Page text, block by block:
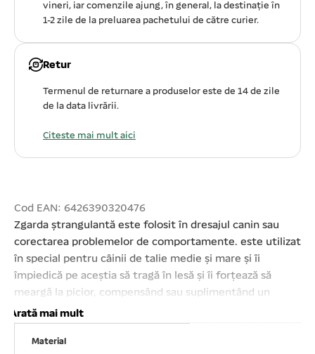
vineri, iar comenzile ajung, în general, la destinație în
1-2 zile de la preluarea pachetului de către curier.
Retur
Termenul de returnare a produselor este de 14 de zile
de la data livrării.
Citeste mai mult aici
Cod EAN: 6426390320476
Zgarda ștrangulantă este folosit în dresajul canin sau
corectarea problemelor de comportamente. este utilizat
în special pentru câinii de talie medie și mare și îi
împiedică pe aceștia să tragă în lesă și îi forțează să
meargă la picior, compensând sau suplimentând un
dresaj corect în acest scop. Poate fi dimensionată în
funcție de dimensiunea gâtului câinelui. Nu tocesc părul
din jurul gâtului, în cazul raselor cu păr lung sau semi-
Arată mai mult
Material